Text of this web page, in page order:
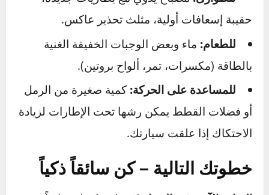
لا تخرج من المنزل في الشتاء بدونها.حقيبة طوارئ
الشتاء للسيارةيمكن أن تكون المنقذ في المواقف